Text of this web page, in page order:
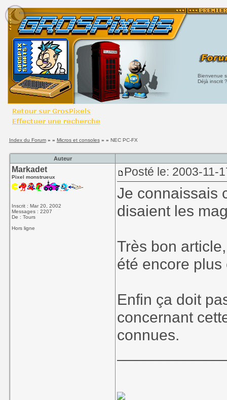
Bienvenue
Déjà inscrit
Index du Forum» » Micros et consoles» » NEC PC-FX
Auteur
Markadet
Pixel monstrueux
Inscrit : Mar 20, 2002
Messages : 2207
De : Tours
Hors ligne
Posté le: 2003-11-
Je connaissais
disaient les
Très bon
été encore
Enfin ça doit
concernant
connues.